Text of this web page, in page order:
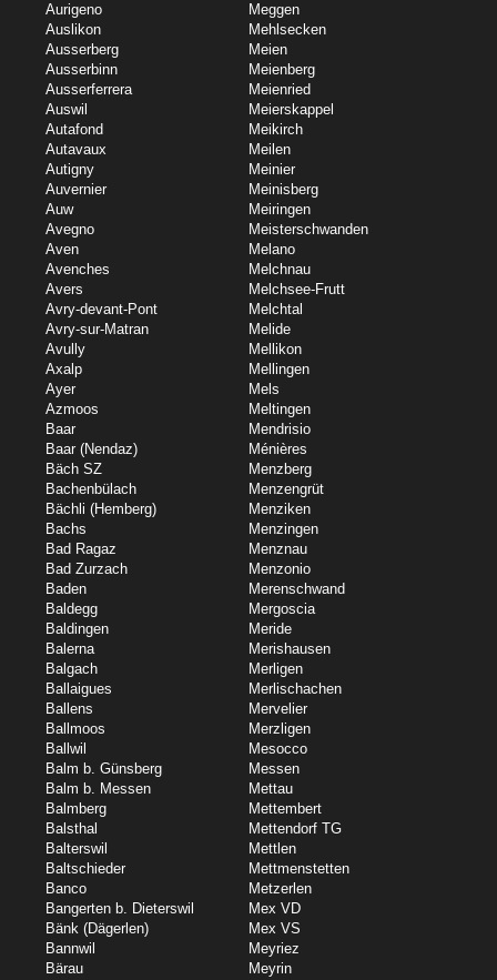
Aurigeno
Auslikon
Ausserberg
Ausserbinn
Ausserferrera
Auswil
Autafond
Autavaux
Autigny
Auvernier
Auw
Avegno
Aven
Avenches
Avers
Avry-devant-Pont
Avry-sur-Matran
Avully
Axalp
Ayer
Azmoos
Baar
Baar (Nendaz)
Bäch SZ
Bachenbülach
Bächli (Hemberg)
Bachs
Bad Ragaz
Bad Zurzach
Baden
Baldegg
Baldingen
Balerna
Balgach
Ballaigues
Ballens
Ballmoos
Ballwil
Balm b. Günsberg
Balm b. Messen
Balmberg
Balsthal
Balterswil
Baltschieder
Banco
Bangerten b. Dieterswil
Bänk (Dägerlen)
Bannwil
Bärau
Meggen
Mehlsecken
Meien
Meienberg
Meienried
Meierskappel
Meikirch
Meilen
Meinier
Meinisberg
Meiringen
Meisterschwanden
Melano
Melchnau
Melchsee-Frutt
Melchtal
Melide
Mellikon
Mellingen
Mels
Meltingen
Mendrisio
Ménières
Menzberg
Menzengrüt
Menziken
Menzingen
Menznau
Menzonio
Merenschwand
Mergoscia
Meride
Merishausen
Merligen
Merlischachen
Mervelier
Merzligen
Mesocco
Messen
Mettau
Mettembert
Mettendorf TG
Mettlen
Mettmenstetten
Metzerlen
Mex VD
Mex VS
Meyriez
Meyrin